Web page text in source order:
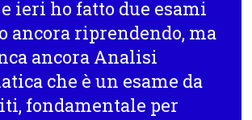
ieri ho fatto due esami
ancora riprendendo, ma
ancora Analisi
che è un esame da
fondamentale per